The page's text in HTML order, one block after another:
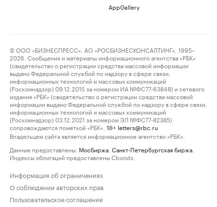
AppGallery
© ООО «БИЗНЕСПРЕСС», АО «РОСБИЗНЕСКОНСАЛТИНГ», 1995–
2026. Сообщения и материалы информационного агентства «РБК»
(свидетельство о регистрации средства массовой информации
выдано Федеральной службой по надзору в сфере связи,
информационных технологий и массовых коммуникаций
(Роскомнадзор) 09.12.2015 за номером ИА №ФС77-63848) и сетевого
издания «РБК» (свидетельство о регистрации средства массовой
информации выдано Федеральной службой по надзору в сфере связи,
информационных технологий и массовых коммуникаций
(Роскомнадзор) 03.12.2021 за номером ЭЛ №ФС77-82385)
сопровождаются пометкой «РБК».
18+ letters@rbc.ru
Владельцем сайта является информационное агентство «РБК».
Данные предоставлены: Мосбиржа Санкт-Петербургская биржа
Индексы облигаций предоставлены Cbonds.
Информация об ограничениях
О соблюдении авторских прав
Пользовательское соглашение